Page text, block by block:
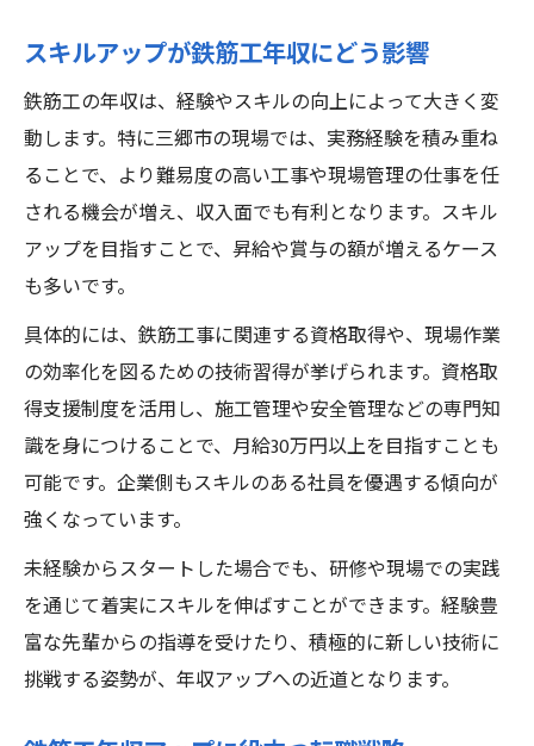
スキルアップが鉄筋工年収にどう影響
鉄筋工の年収は、経験やスキルの向上によって大きく変
動します。特に三郷市の現場では、実務経験を積み重ね
ることで、より難易度の高い工事や現場管理の仕事を任
される機会が増え、収入面でも有利となります。スキル
アップを目指すことで、昇給や賞与の額が増えるケース
も多いです。
具体的には、鉄筋工事に関連する資格取得や、現場作業
の効率化を図るための技術習得が挙げられます。資格取
得支援制度を活用し、施工管理や安全管理などの専門知
識を身につけることで、月給30万円以上を目指すことも
可能です。企業側もスキルのある社員を優遇する傾向が
強くなっています。
未経験からスタートした場合でも、研修や現場での実践
を通じて着実にスキルを伸ばすことができます。経験豊
富な先輩からの指導を受けたり、積極的に新しい技術に
挑戦する姿勢が、年収アップへの近道となります。